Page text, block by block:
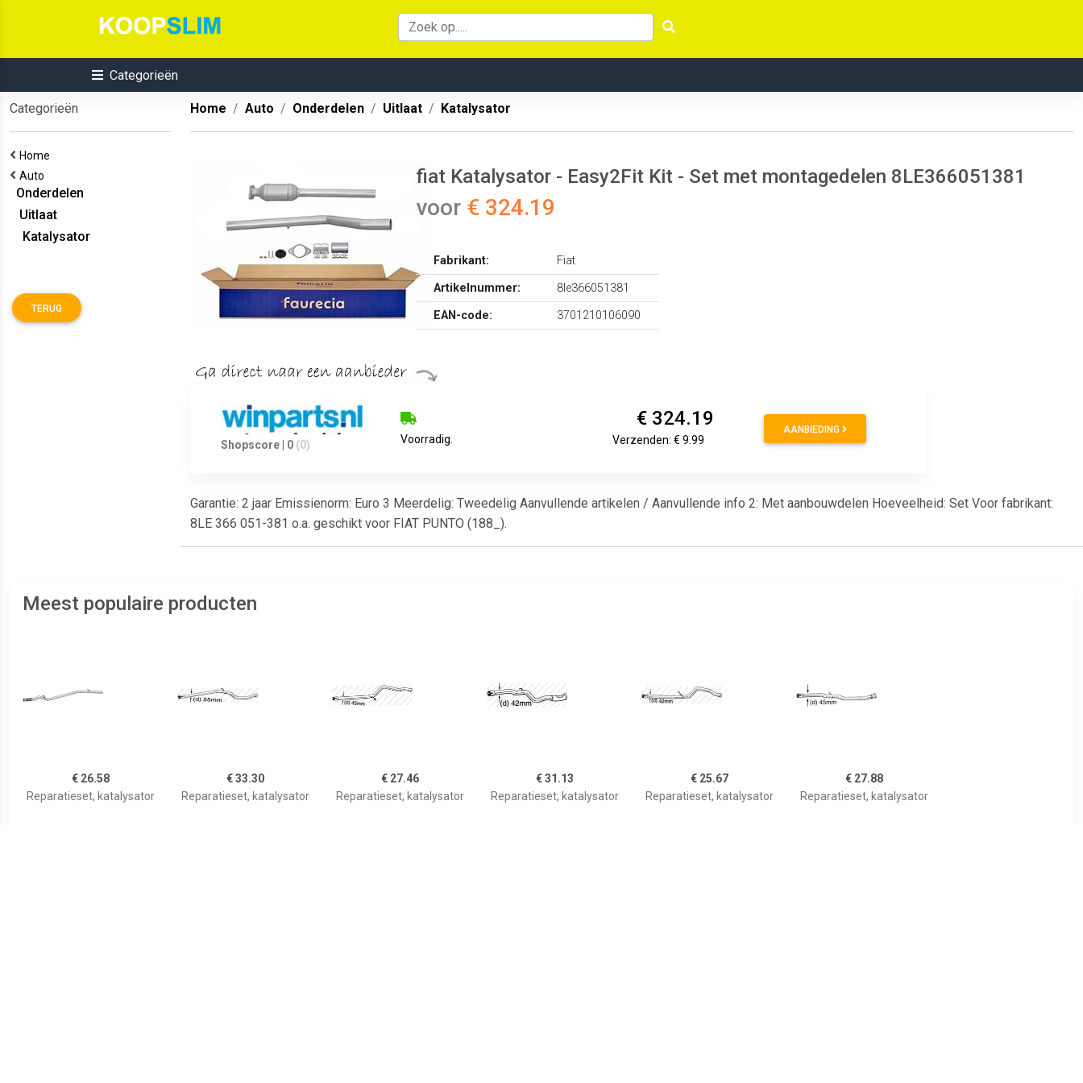
Categorieën
Categorieën
Home
Auto
Onderdelen
Uitlaat
Katalysator
TERUG
Home Auto Onderdelen Uitlaat Katalysator
fiat Katalysator - Easy2Fit Kit - Set met montagedelen 8LE366051381
voor € 324.19
Fabrikant:
Fiat
Artikelnummer:
8le366051381
EAN-code:
3701210106090
Shopscore | 0 (0) Voorradig.
€ 324.19
Verzenden: € 9.99
AANBIEDING
Garantie: 2 jaar Emissienorm: Euro 3 Meerdelig: Tweedelig Aanvullende artikelen / Aanvullende info 2: Met aanbouwdelen Hoeveelheid: Set Voor fabrikant:
8LE 366 051-381 o.a. geschikt voor FIAT PUNTO (188_).
Meest populaire producten
€ 26.58
Reparatieset, katalysator
€ 33.30
Reparatieset, katalysator
€ 27.46
Reparatieset, katalysator
€ 31.13
Reparatieset, katalysator
€ 25.67
Reparatieset, katalysator
€ 27.88
Reparatieset, katalysator